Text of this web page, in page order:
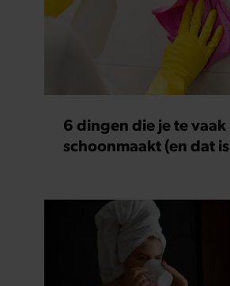
6 dingen die je te vaak
schoonmaakt (en dat is